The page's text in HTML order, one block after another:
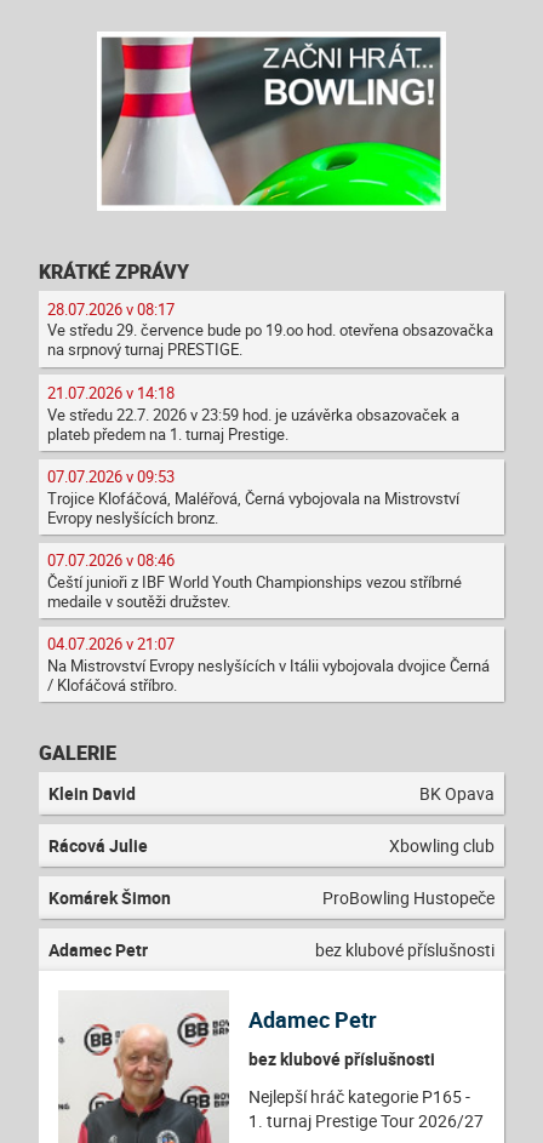
KRÁTKÉ ZPRÁVY
28.07.2026 v 08:17
Ve středu 29. července bude po 19.oo hod. otevřena obsazovačka
na srpnový turnaj PRESTIGE.
21.07.2026 v 14:18
Ve středu 22.7. 2026 v 23:59 hod. je uzávěrka obsazovaček a
plateb předem na 1. turnaj Prestige.
07.07.2026 v 09:53
Trojice Klofáčová, Maléřová, Černá vybojovala na Mistrovství
Evropy neslyšících bronz.
07.07.2026 v 08:46
Čeští junioři z IBF World Youth Championships vezou stříbrné
medaile v soutěži družstev.
04.07.2026 v 21:07
Na Mistrovství Evropy neslyšících v Itálii vybojovala dvojice Černá
/ Klofáčová stříbro.
GALERIE
Klein David BK Opava
Rácová Julie Xbowling club
Komárek Šimon ProBowling Hustopeče
Adamec Petr bez klubové příslušnosti
Adamec Petr
bez klubové příslušnosti
Nejlepší hráč kategorie P165 -
1. turnaj Prestige Tour 2026/27